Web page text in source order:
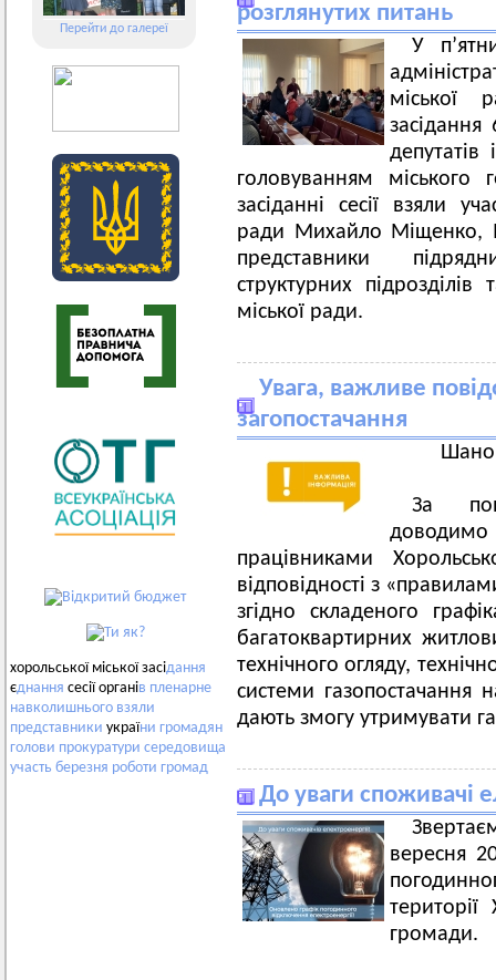
Перейти до галереї
хорольської міської засідання
єднання сесії органів пленарне
навколишнього взяли
представники україни громадян
голови прокуратури середовища
участь березня роботи громад
розглянутих питань
У
міської
засідання
головуванням
засіданні сесії взяли
ради Михайло Міщенко,
представники
структурних
міської ради.
Увага, важливе
загопостачання
За
працівниками
відповідності з
згідно складеного
багатоквартирних
технічного огляду,
системи газопостачання
дають змогу утримувати
До уваги споживачі
вересня
території
громади.